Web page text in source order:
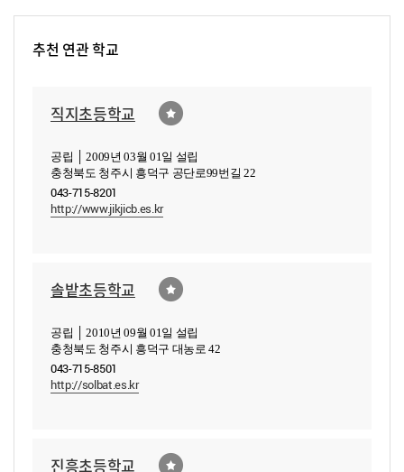
추천 연관 학교
직지초등학교
공립 │ 2009년 03월 01일 설립
충청북도 청주시 흥덕구 공단로99번길 22
043-715-8201
http://www.jikjicb.es.kr
솔밭초등학교
공립 │ 2010년 09월 01일 설립
충청북도 청주시 흥덕구 대농로 42
043-715-8501
http://solbat.es.kr
진흥초등학교